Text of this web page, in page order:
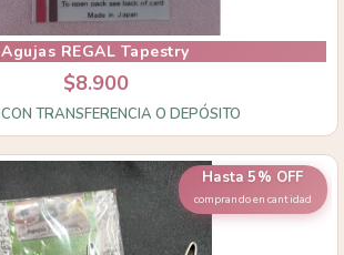
Agujas REGAL Tapestry
$8.900
CON TRANSFERENCIA O DEPÓSITO
Hasta 5% OFF
comprando en cantidad